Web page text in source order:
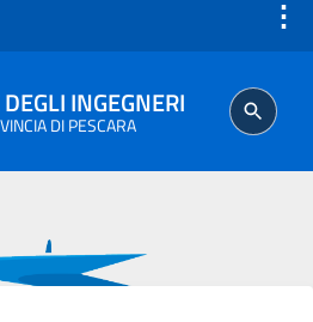
⋮
INGEGNERI
DI PESCARA